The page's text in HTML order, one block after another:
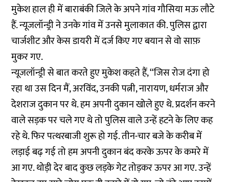
मुकेश हाल ही में बाराबंकी जिले के अपने गांव गौसिया मऊ लौटे
हैं. न्यूजलॉन्ड्री ने उनके गांव में उनसे मुलाकात की. पुलिस द्वारा
चार्जशीट और केस डायरी में दर्ज किए गए बयान से वो साफ़
मुकर गए.
न्यूजलॉन्ड्री से बात करते हुए मुकेश कहते हैं, ‘‘जिस रोज दंगा हो
रहा था उस दिन मैं, अरविंद, उनकी पत्नी, नारायण, धर्मराज और
देशराज दुकान पर थे. हम अपनी दुकान खोले हुए थे. प्रदर्शन करने
वाले सड़क पर चले गए थे तो पुलिस वाले उन्हें हटने के लिए कह
रहे थे. फिर पत्थरबाजी शुरू हो गई. तीन-चार बजे के करीब में
लड़ाई बढ़ गई तो हम अपनी दुकान बंद करके ऊपर के कमरे में
आ गए. थोड़ी देर बाद कुछ लड़के गेट तोड़कर ऊपर आ गए. उन्हें